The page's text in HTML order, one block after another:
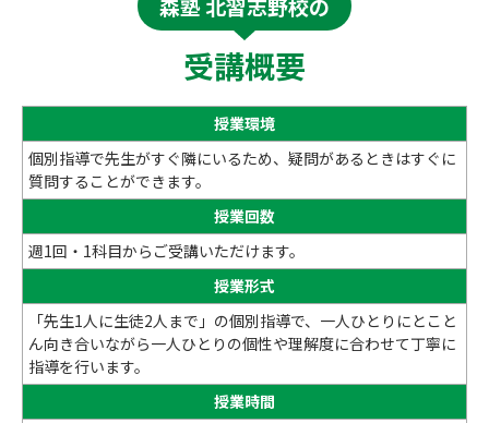
受講概要
授業環境
個別指導で先生がすぐ隣にいるため、疑問があるときはすぐに
質問することができます。
授業回数
週1回・1科目からご受講いただけます。
授業形式
「先生1人に生徒2人まで」の個別指導で、一人ひとりにとこと
ん向き合いながら一人ひとりの個性や理解度に合わせて丁寧に
指導を行います。
授業時間